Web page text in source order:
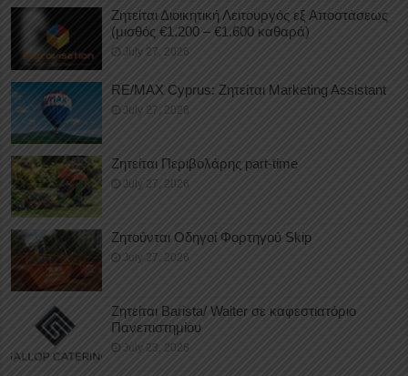
Ζητείται Διοικητική Λειτουργός εξ Αποστάσεως
(μισθός €1.200 – €1.600 καθαρά)
July 27, 2026
RE/MAX Cyprus: Ζητείται Marketing Assistant
July 27, 2026
Ζητείται Περιβολάρης part-time
July 27, 2026
Ζητούνται Οδηγοί Φορτηγού Skip
July 27, 2026
Ζητείται Barista/ Waiter σε καφεστιατόριο
Πανεπιστημίου
July 23, 2026